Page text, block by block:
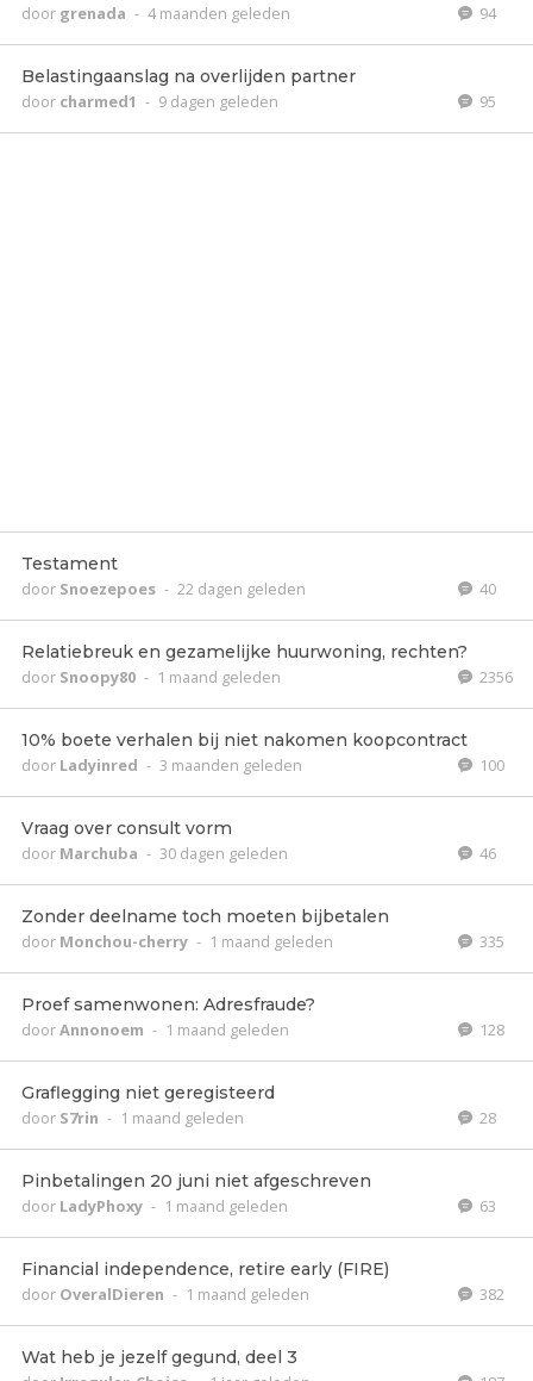
door grenada - 4 maanden geleden 94
Belastingaanslag na overlijden partner
door charmed1 - 9 dagen geleden 95
Testament
door Snoezepoes - 22 dagen geleden 40
Relatiebreuk en gezamelijke huurwoning, rechten?
door Snoopy80 - 1 maand geleden 2356
10% boete verhalen bij niet nakomen koopcontract
door Ladyinred - 3 maanden geleden 100
Vraag over consult vorm
door Marchuba - 30 dagen geleden 46
Zonder deelname toch moeten bijbetalen
door Monchou-cherry - 1 maand geleden 335
Proef samenwonen: Adresfraude?
doorAnnonoem - 1 maand geleden 128
Graflegging niet geregisteerd
door S7rin - 1 maand geleden 28
Pinbetalingen 20 juni niet afgeschreven
door LadyPhoxy - 1 maand geleden 63
Financial independence, retire early (FIRE)
door OveralDieren - 1 maand geleden 382
Wat heb je jezelf gegund, deel 3